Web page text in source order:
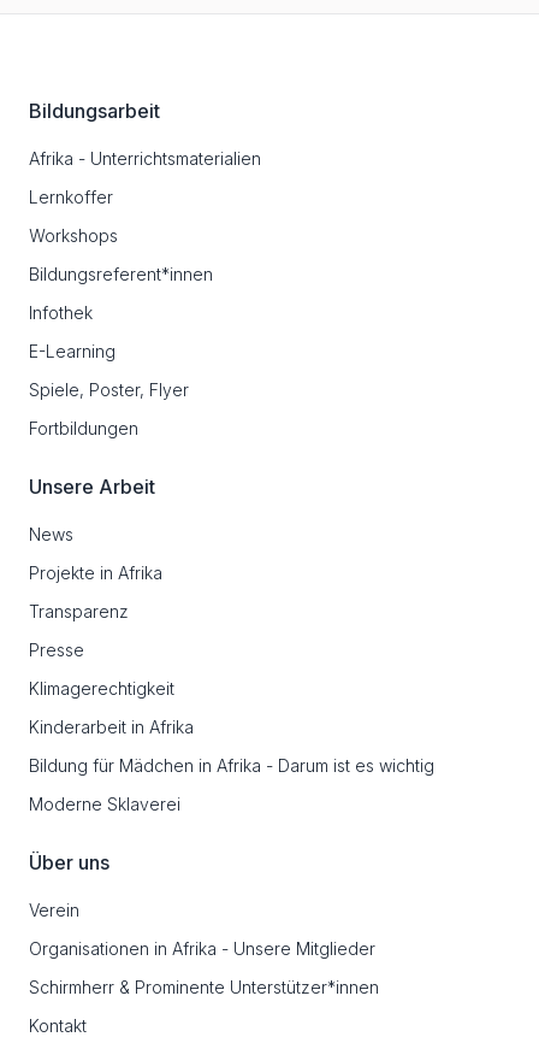
Bildungsarbeit
Afrika - Unterrichtsmaterialien
Lernkoffer
Workshops
Bildungsreferent*innen
Infothek
E-Learning
Spiele, Poster, Flyer
Fortbildungen
Unsere Arbeit
News
Projekte in Afrika
Transparenz
Presse
Klimagerechtigkeit
Kinderarbeit in Afrika
Bildung für Mädchen in Afrika - Darum ist es wichtig
Moderne Sklaverei
Über uns
Verein
Organisationen in Afrika - Unsere Mitglieder
Schirmherr & Prominente Unterstützer*innen
Kontakt